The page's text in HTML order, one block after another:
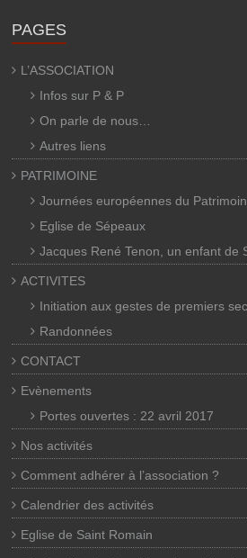
PAGES
L’ASSOCIATION
Infos sur P & P
On parle de nous…
Autres liens
PATRIMOINE
Journées européennes du
Eglise de Sépeaux
Jacques René Tenon, un enfant de
ACTIVITES
Initiation aux gestes de premiers
Randonnées
CONTACT
Evènements
Portes ouvertes : 22 avril 2017
Nos activités
Comment adhérer à l’association ?
Calendrier des activités
Eglise de Saint Romain